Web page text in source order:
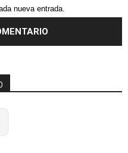
nueva entrada.